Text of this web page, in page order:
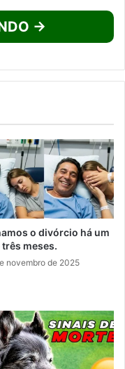
→
o divórcio há um
três meses.
novembro de 2025